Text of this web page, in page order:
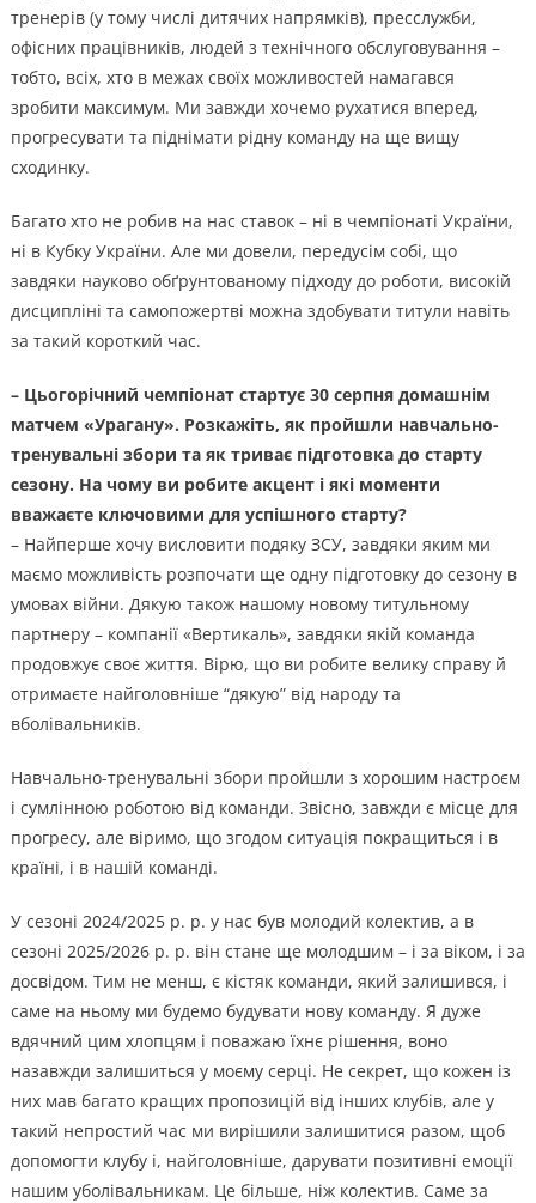
тренерів (у тому числі дитячих напрямків), пресслужби,
офісних працівників, людей з технічного обслуговування –
тобто, всіх, хто в межах своїх можливостей намагався
зробити максимум. Ми завжди хочемо рухатися вперед,
прогресувати та піднімати рідну команду на ще вищу
сходинку.
Багато хто не робив на нас ставок – ні в чемпіонаті України,
ні в Кубку України. Але ми довели, передусім собі, що
завдяки науково обґрунтованому підходу до роботи, високій
дисципліні та самопожертві можна здобувати титули навіть
за такий короткий час.
– Цьогорічний чемпіонат стартує 30 серпня домашнім
матчем «Урагану». Розкажіть, як пройшли навчально-
тренувальні збори та як триває підготовка до старту
сезону. На чому ви робите акцент і які моменти
вважаєте ключовими для успішного старту?
– Найперше хочу висловити подяку ЗСУ, завдяки яким ми
маємо можливість розпочати ще одну підготовку до сезону в
умовах війни. Дякую також нашому новому титульному
партнеру – компанії «Вертикаль», завдяки якій команда
продовжує своє життя. Вірю, що ви робите велику справу й
отримаєте найголовніше “дякую” від народу та
вболівальників.
Навчально-тренувальні збори пройшли з хорошим настроєм
і сумлінною роботою від команди. Звісно, завжди є місце для
прогресу, але віримо, що згодом ситуація покращиться і в
країні, і в нашій команді.
У сезоні 2024/2025 р. р. у нас був молодий колектив, а в
сезоні 2025/2026 р. р. він стане ще молодшим – і за віком, і за
досвідом. Тим не менш, є кістяк команди, який залишився, і
саме на ньому ми будемо будувати нову команду. Я дуже
вдячний цим хлопцям і поважаю їхнє рішення, воно
назавжди залишиться у моєму серці. Не секрет, що кожен із
них мав багато кращих пропозицій від інших клубів, але у
такий непростий час ми вирішили залишитися разом, щоб
допомогти клубу і, найголовніше, дарувати позитивні емоції
нашим уболівальникам. Це більше, ніж колектив. Саме за